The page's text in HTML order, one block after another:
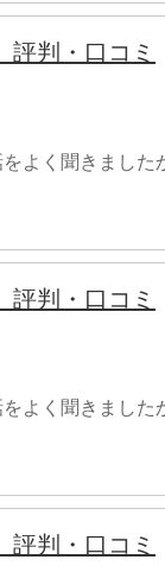
評判・口コミ
よく聞きまし
評判・口コミ
よく聞きまし
評判・口コミ